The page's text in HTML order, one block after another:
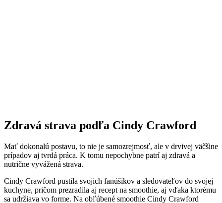
Zdravá strava podľa Cindy Crawford
Mať dokonalú postavu, to nie je samozrejmosť, ale v drvivej väčšine
prípadov aj tvrdá práca. K tomu nepochybne patrí aj zdravá a
nutrične vyvážená strava.
Cindy Crawford pustila svojich fanúšikov a sledovateľov do svojej
kuchyne, pričom prezradila aj recept na smoothie, aj vďaka ktorému
sa udržiava vo forme. Na obľúbené smoothie Cindy Crawford